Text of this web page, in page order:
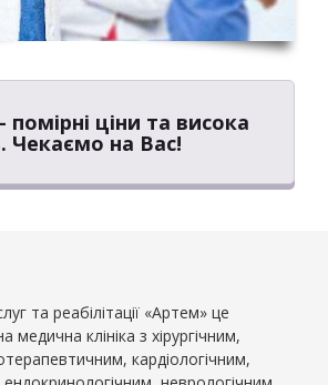
помірні ціни та висока
Чекаємо на Вас!
та реабілітації «Артем» це
медична клініка з хірургічним,
кардіологічним,